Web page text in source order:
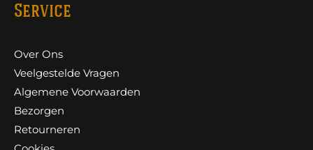
Service
Over Ons
Veelgestelde Vragen
Algemene Voorwaarden
Bezorgen
Retourneren